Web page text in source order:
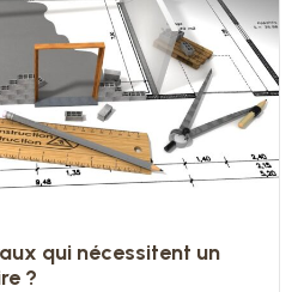
qui nécessitent un
?